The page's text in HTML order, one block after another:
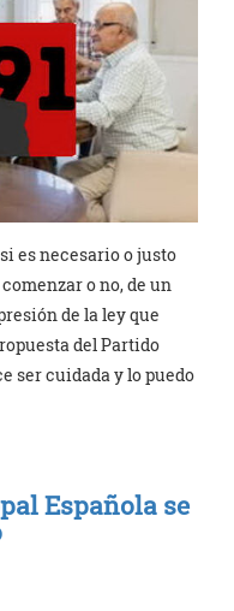
es necesario o justo
o no, de un
de la ley que
del Partido
ser cuidada y lo puedo
Española se